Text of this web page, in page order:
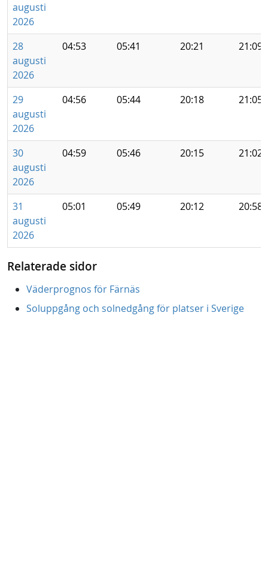
augusti
2026
28
augusti
2026
04:53 05:41 20:21 21:09
29
augusti
2026
04:56 05:44 20:18 21:05
30
augusti
2026
04:59 05:46 20:15 21:02
31
augusti
2026
05:01 05:49 20:12 20:58
Relaterade sidor
Väderprognos för Färnäs
Soluppgång och solnedgång för platser i Sverige